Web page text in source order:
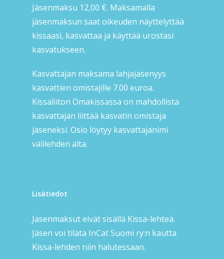
Jäsenmaksu 12,00 €. Maksamalla
jäsenmaksun saat oikeuden näyttelyttää
kissaasi, kasvattaa ja käyttää urostasi
kasvatukseen.
Kasvattajan maksama lahjajäsenyys
kasvattien omistajille 7.00 euroa.
Kissaliiton Omakissassa on mahdollista
kasvattajan liittää kasvatin omistaja
jäseneksi. Osio löytyy kasvattajanimi
välilehden alta.
Lisätiedot
Jäsenmaksut eivät sisällä Kissa-lehteä.
Jäsen voi tilata InCat Suomi ry:n kautta
Kissa-lehden niin halutessaan.